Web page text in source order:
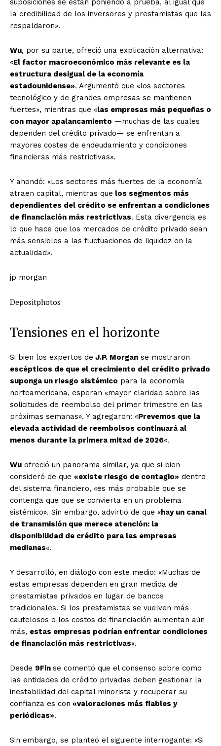
suposiciones se están poniendo a prueba, al igual que
la credibilidad de los inversores y prestamistas que las
respaldaron».
Wu, por su parte, ofreció una explicación alternativa:
«El factor macroeconómico más relevante es la
estructura desigual de la economía
estadounidense». Argumentó que «los sectores
tecnológico y de grandes empresas se mantienen
fuertes», mientras que «las empresas más pequeñas o
con mayor apalancamiento —muchas de las cuales
dependen del crédito privado— se enfrentan a
mayores costes de endeudamiento y condiciones
financieras más restrictivas».
Y ahondó: «Los sectores más fuertes de la economía
atraen capital, mientras que los segmentos más
dependientes del crédito se enfrentan a condiciones
de financiación más restrictivas. Esta divergencia es
lo que hace que los mercados de crédito privado sean
más sensibles a las fluctuaciones de liquidez en la
actualidad».
jp morgan
Depositphotos
Tensiones en el horizonte
Si bien los expertos de J.P. Morgan se mostraron
escépticos de que el crecimiento del crédito privado
suponga un riesgo sistémico para la economía
norteamericana, esperan «mayor claridad sobre las
solicitudes de reembolso del primer trimestre en las
próximas semanas». Y agregaron: «Prevemos que la
elevada actividad de reembolsos continuará al
menos durante la primera mitad de 2026«.
Wu ofreció un panorama similar, ya que si bien
consideró de que «existe riesgo de contagio» dentro
del sistema financiero, «es más probable que se
contenga que que se convierta en un problema
sistémico». Sin embargo, advirtió de que «hay un canal
de transmisión que merece atención: la
disponibilidad de crédito para las empresas
medianas«.
Y desarrolló, en diálogo con este medio: «Muchas de
estas empresas dependen en gran medida de
prestamistas privados en lugar de bancos
tradicionales. Si los prestamistas se vuelven más
cautelosos o los costos de financiación aumentan aún
más, estas empresas podrían enfrentar condiciones
de financiación más restrictivas«.
Desde 9Fin se comentó que el consenso sobre como
las entidades de crédito privadas deben gestionar la
inestabilidad del capital minorista y recuperar su
confianza es con «valoraciones más fiables y
periódicas».
Sin embargo, se planteó el siguiente interrogante: «Si